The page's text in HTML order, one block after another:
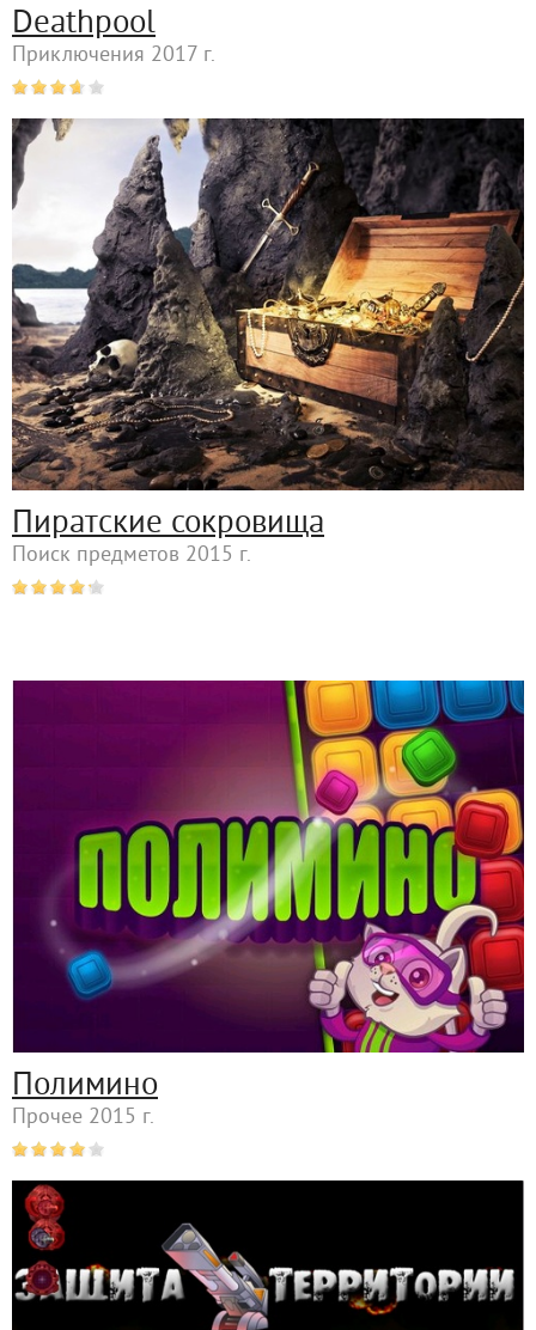
Deathpool
Приключения 2017 г.
Пиратские сокровища
Поиск предметов 2015 г.
Полимино
Прочее 2015 г.